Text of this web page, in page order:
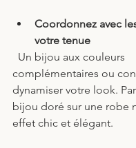
Coordonnez avec
votre tenue
complémentaires ou
dynamiser votre look.
bijou doré sur une robe
effet chic et élégant.